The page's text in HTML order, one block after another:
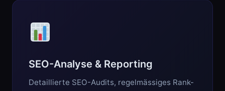
SEO-Analyse & Reporting
Detaillierte SEO-Audits, regelmässiges Rank-